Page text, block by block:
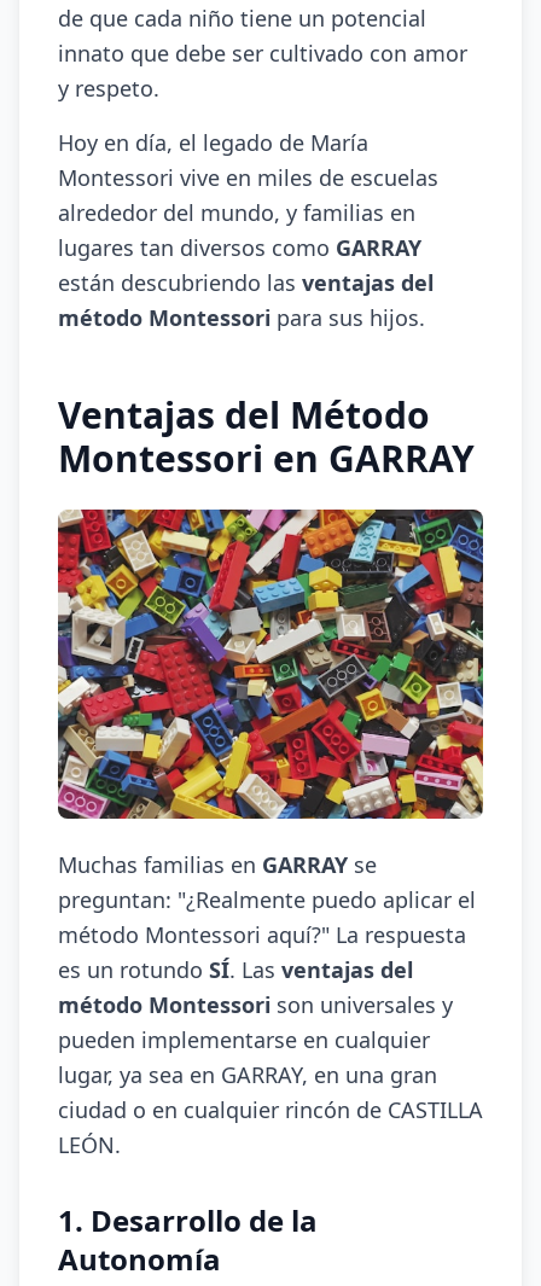
de que cada niño tiene un potencial
innato que debe ser cultivado con amor
y respeto.
Hoy en día, el legado de María
Montessori vive en miles de escuelas
alrededor del mundo, y familias en
lugares tan diversos como GARRAY
están descubriendo las ventajas del
método Montessori para sus hijos.
Ventajas del Método
Montessori en GARRAY
Muchas familias en GARRAY se
preguntan: "¿Realmente puedo aplicar el
método Montessori aquí?" La respuesta
es un rotundo SÍ. Las ventajas del
método Montessori son universales y
pueden implementarse en cualquier
lugar, ya sea en GARRAY, en una gran
ciudad o en cualquier rincón de CASTILLA
LEÓN.
1. Desarrollo de la
Autonomía